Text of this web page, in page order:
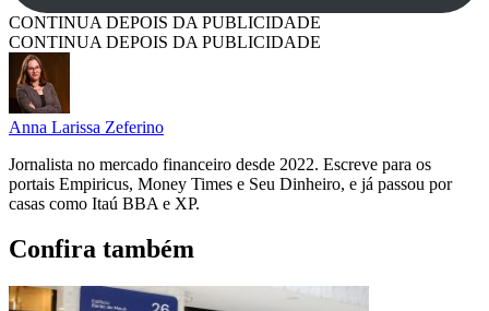
CONTINUA DEPOIS DA PUBLICIDADE
CONTINUA DEPOIS DA PUBLICIDADE
Anna Larissa Zeferino
Jornalista no mercado financeiro desde 2022. Escreve para os
portais Empiricus, Money Times e Seu Dinheiro, e já passou por
casas como Itaú BBA e XP.
Confira também